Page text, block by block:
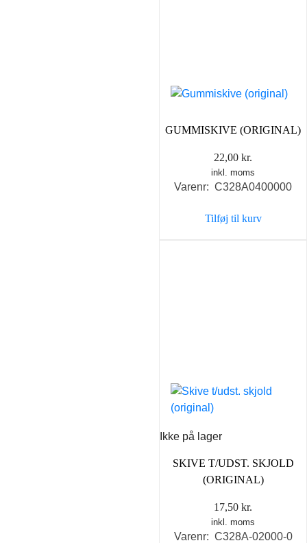
GUMMISKIVE (ORIGINAL)
22,00 kr.
inkl. moms
Varenr: C328A0400000
Tilføj til kurv
Ikke på lager
SKIVE T/UDST. SKJOLD
(ORIGINAL)
17,50 kr.
inkl. moms
Varenr: C328A-02000-0